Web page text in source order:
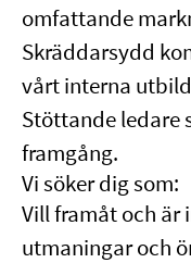
omfattande
Skräddarsydd
vårt interna
Stöttande ledare
framgång.
Vi söker dig som:
Vill framåt och är
utmaningar och